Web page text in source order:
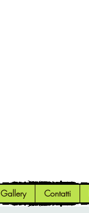
Gallery Contatti